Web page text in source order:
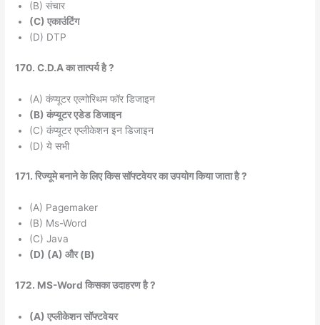
(B) संचार
(C) एकाउंटिंग
(D) DTP
170. C.D.A का तात्पर्य है ?
(A) कंप्यूटर एल्गोरिथम फॉर डिजाइन
(B) कंप्यूटर एडेड डिजाइन
(C) कंप्यूटर एप्लीकेशन इन डिजाइन
(D) ये सभी
171. रिज्यूमे बनाने के लिए किस सॉफ्टवेयर का उपयोग किया जाता है ?
(A) Pagemaker
(B) Ms-Word
(C) Java
(D) (A) और (B)
172. MS-Word किसका उदाहरण है ?
(A) एप्लीकेशन सॉफ्टवेयर